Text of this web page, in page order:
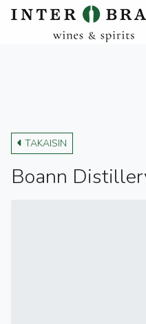
TAKAISIN
Boann